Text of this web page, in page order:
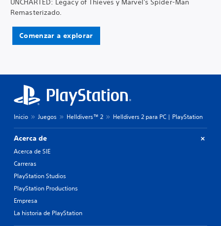
UNCHARTED: Legacy of Thieves y Marvel's Spider-Man
Remasterizado.
Comenzar a explorar
Inicio Juegos Helldivers™ 2 Helldivers 2 para PC | PlayStation
Acerca de
Acerca de SIE
Carreras
PlayStation Studios
PlayStation Productions
Empresa
La historia de PlayStation